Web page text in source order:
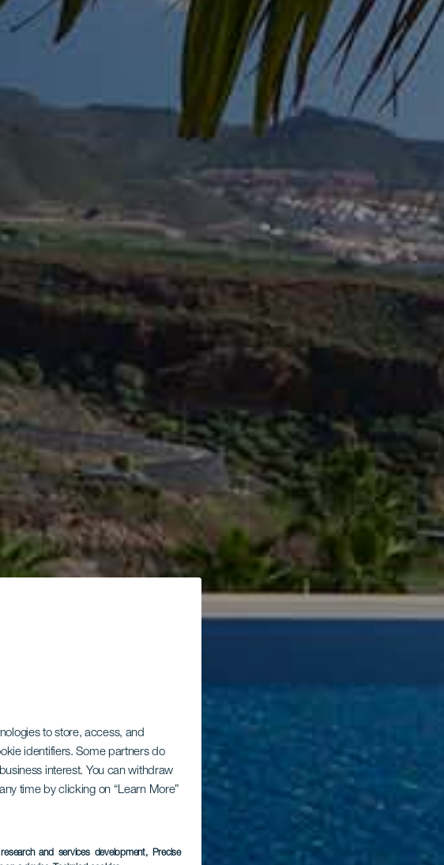
to store, access, and
identifiers. Some partners do
interest. You can withdraw
time by clicking on “Learn More”
and services development, Precise